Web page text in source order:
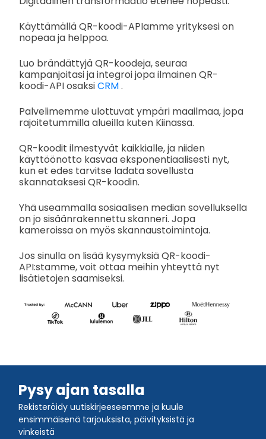
Käyttämällä QR-koodi-APIamme yrityksesi on
nopeaa ja helppoa.
Luo brändättyjä QR-koodeja, seuraa
kampanjoitasi ja integroi jopa ilmainen QR-
koodi-API osaksiCRM.
Palvelimemme ulottuvat ympäri maailmaa, jopa
rajoitetummilla alueilla kuten Kiinassa.
QR-koodit ilmestyvät kaikkialle, ja niiden
käyttöönotto kasvaa eksponentiaalisesti nyt,
kun et edes tarvitse ladata sovellusta
skannataksesi QR-koodin.
Yhä useammalla sosiaalisen median sovelluksella
on jo sisäänrakennettu skanneri. Jopa
kameroissa on myös skannaustoimintoja.
Jos sinulla on lisää kysymyksiä QR-koodi-
API:stamme, voit ottaa meihin yhteyttä nyt
lisätietojen saamiseksi.
Pysy ajan tasalla
Rekisteröidy uutiskirjeeseemme ja kuule
ensimmäisenä tarjouksista, päivityksistä ja
vinkeistä